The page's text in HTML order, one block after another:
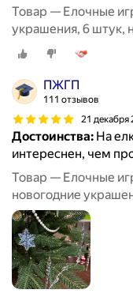
Товар — Елочные
украшения, 6 штук,
ПЖГП
111 отзывов
21 декабря
Достоинства: На
интереснен, чем
Товар — Елочные
новогодние